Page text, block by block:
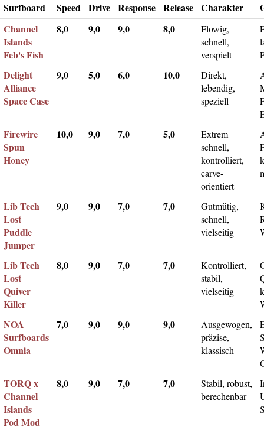
Surfboard Speed Drive Response Release Charakter
Channel
Islands
Feb's Fish
8,0 9,0 9,0 8,0
Flowig,
schnell,
verspielt
Delight
Alliance
Space Case
9,0 5,0 6,0 10,0
Direkt,
lebendig,
speziell
Firewire
Spun
Honey
10,0 9,0 7,0 5,0
Extrem
schnell,
kontrolliert,
carve-
orientiert
Lib Tech
Lost
Puddle
Jumper
9,0 9,0 7,0 7,0
Gutmütig,
schnell,
vielseitig
Lib Tech
Lost
Quiver
Killer
8,0 9,0 7,0 7,0
Kontrolliert,
stabil,
vielseitig
NOA
Surfboards
Omnia
7,0 9,0 9,0 9,0
Ausgewogen,
präzise,
klassisch
TORQ x
Channel
Islands
Pod Mod
8,0 9,0 7,0 7,0
Stabil, robust,
berechenbar